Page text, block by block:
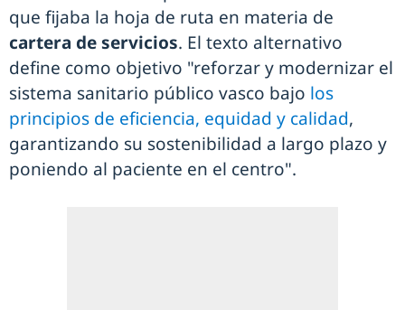
que fijaba la hoja de ruta en materia de
cartera de servicios. El texto alternativo
define como objetivo "reforzar y modernizar el
sistema sanitario público vasco bajo los
principios de eficiencia, equidad y calidad,
garantizando su sostenibilidad a largo plazo y
poniendo al paciente en el centro".